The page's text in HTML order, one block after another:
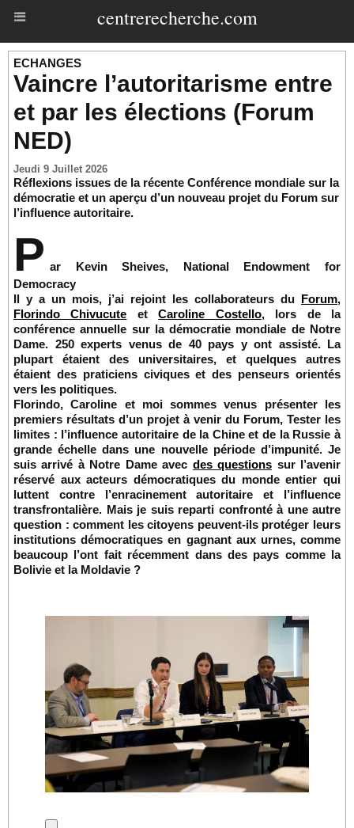
centrerecherche.com
ECHANGES
Vaincre l’autoritarisme entre
et par les élections (Forum
NED)
Jeudi 9 Juillet 2026
Réflexions issues de la récente Conférence mondiale sur la
démocratie et un aperçu d’un nouveau projet du Forum sur
l’influence autoritaire.
P ar Kevin Sheives, National Endowment for
Democracy
Il y a un mois, j’ai rejoint les collaborateurs du Forum,
Florindo Chivucute etCaroline Costello, lors de la
conférence annuelle sur la démocratie mondiale de Notre
Dame. 250 experts venus de 40 pays y ont assisté. La
plupart étaient des universitaires, et quelques autres
étaient des praticiens civiques et des penseurs orientés
vers les politiques.
Florindo, Caroline et moi sommes venus présenter les
premiers résultats d’un projet à venir du Forum, Tester les
limites : l’influence autoritaire de la Chine et de la Russie à
grande échelle dans une nouvelle période d’impunité. Je
suis arrivé à Notre Dame avec des questions sur l’avenir
réservé aux acteurs démocratiques du monde entier qui
luttent contre l’enracinement autoritaire et l’influence
transfrontalière. Mais je suis reparti confronté à une autre
question : comment les citoyens peuvent-ils protéger leurs
institutions démocratiques en gagnant aux urnes, comme
beaucoup l’ont fait récemment dans des pays comme la
Bolivie et la Moldavie ?